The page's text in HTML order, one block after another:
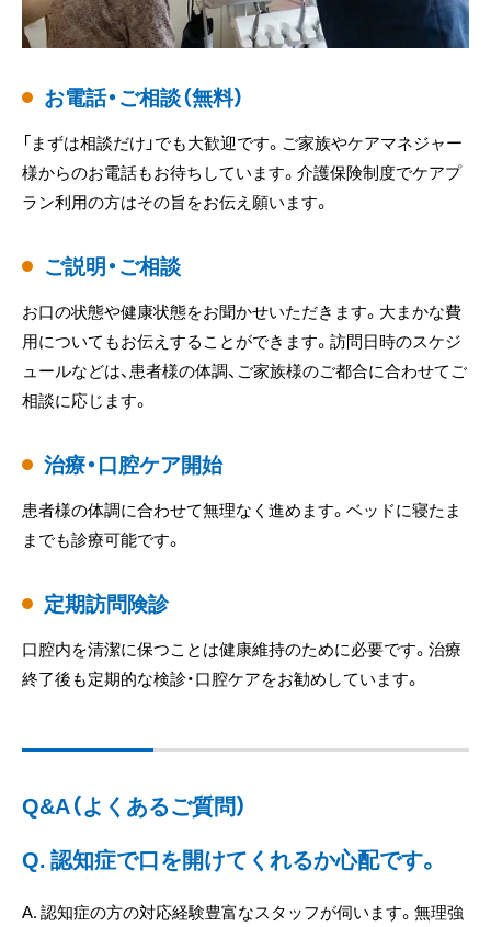
お電話・ご相談（無料）
「まずは相談だけ」でも大歓迎です。ご家族やケアマネジャー
様からのお電話もお待ちしています。介護保険制度でケアプ
ラン利用の方はその旨をお伝え願います。
ご説明・ご相談
お口の状態や健康状態をお聞かせいただきます。大まかな費
用についてもお伝えすることができます。訪問日時のスケジ
ュールなどは、患者様の体調、ご家族様のご都合に合わせてご
相談に応じます。
治療・口腔ケア開始
患者様の体調に合わせて無理なく進めます。ベッドに寝たま
までも診療可能です。
定期訪問険診
口腔内を清潔に保つことは健康維持のために必要です。治療
終了後も定期的な検診・口腔ケアをお勧めしています。
Q&A（よくあるご質問）
Q. 認知症で口を開けてくれるか心配です。
A. 認知症の方の対応経験豊富なスタッフが伺います。無理強